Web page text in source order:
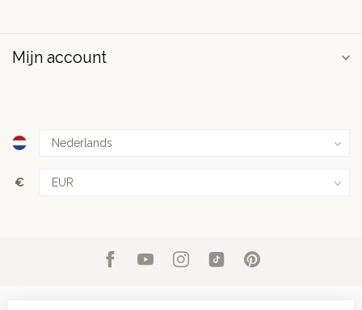
Mijn account
€